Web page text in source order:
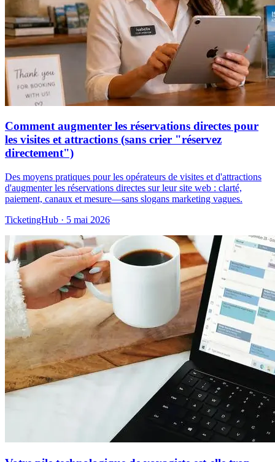
Comment augmenter les réservations directes pour
les visites et attractions (sans crier "réservez
directement")
Des moyens pratiques pour les opérateurs de visites et d'attractions
d'augmenter les réservations directes sur leur site web : clarté,
paiement, canaux et mesure—sans slogans marketing vagues.
TicketingHub · 5 mai 2026